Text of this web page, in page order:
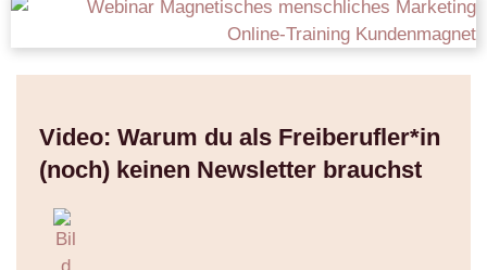
Video: Warum du als Freiberufler*in
(noch) keinen Newsletter brauchst